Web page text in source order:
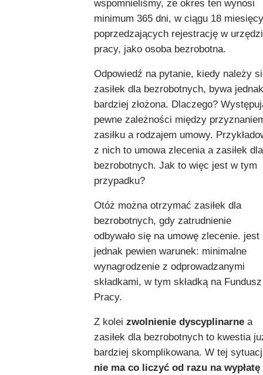
wspomnieliśmy, że okres ten wynosi
minimum 365 dni, w ciągu 18 miesięcy
poprzedzających rejestrację w
pracy, jako osoba bezrobotna.
Odpowiedź na pytanie, kiedy należy
zasiłek dla bezrobotnych, bywa jednak
bardziej złożona. Dlaczego?
pewne zależności między
zasiłku a rodzajem umowy.
z nich to umowa zlecenia a zasiłek dla
bezrobotnych. Jak to więc jest w tym
przypadku?
Otóż można otrzymać zasiłek dla
bezrobotnych, gdy zatrudnienie
odbywało się na umowę zlecenie. jest
jednak pewien warunek: minimalne
wynagrodzenie z odprowadzanymi
składkami, w tym składką na Fundusz
Pracy.
Z kolei zwolnienie dyscyplinarne a
zasiłek dla bezrobotnych to kwestia
bardziej skomplikowana. W tej
nie ma co liczyć od razu na wypłatę